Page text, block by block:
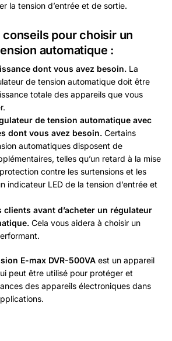
la tension d’entrée et de sortie.
pour choisir un
automatique :
dont vous avez besoin. La
de tension automatique doit être
totale des appareils que vous
de tension automatique avec
dont vous avez besoin. Certains
automatiques disposent de
telles qu’un retard à la mise
contre les surtensions et les
indicateur LED de la tension d’entrée et
clients avant d’acheter un régulateur
Cela vous aidera à choisir un
E-max DVR-500VA est un appareil
peut être utilisé pour protéger et
des appareils électroniques dans